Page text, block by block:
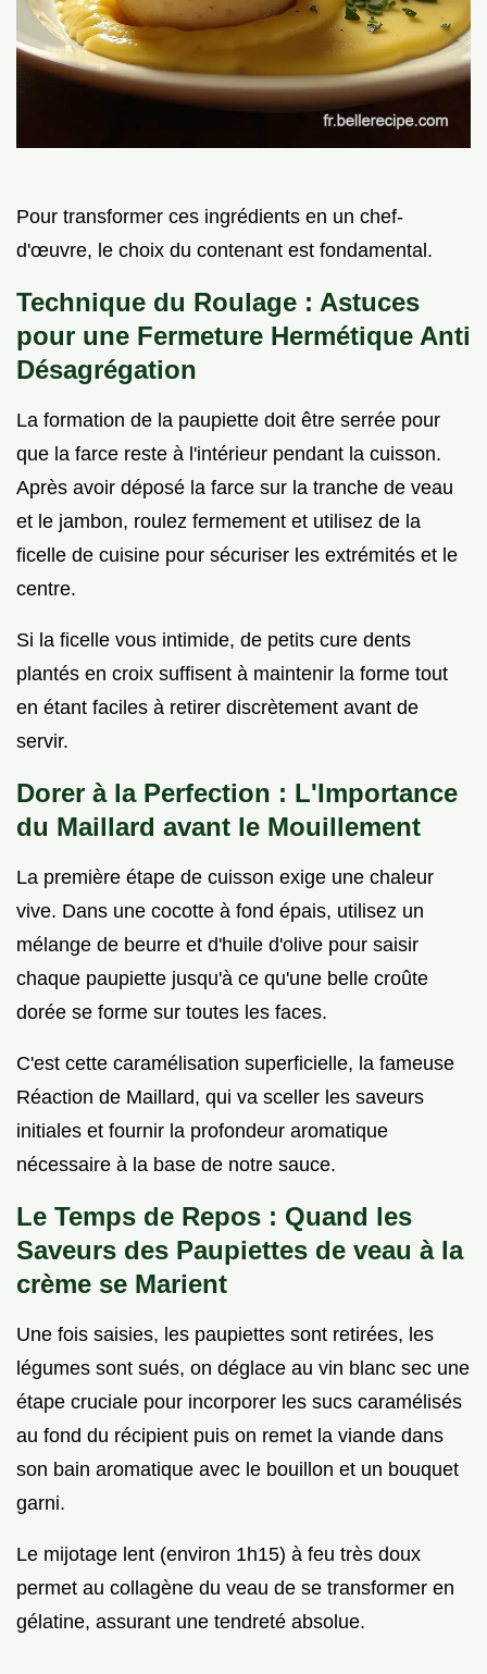
Pour transformer ces ingrédients en un chef-
d'œuvre, le choix du contenant est fondamental.
Technique du Roulage : Astuces
pour une Fermeture Hermétique Anti
Désagrégation
La formation de la paupiette doit être serrée pour
que la farce reste à l'intérieur pendant la cuisson.
Après avoir déposé la farce sur la tranche de veau
et le jambon, roulez fermement et utilisez de la
ficelle de cuisine pour sécuriser les extrémités et le
centre.
Si la ficelle vous intimide, de petits cure dents
plantés en croix suffisent à maintenir la forme tout
en étant faciles à retirer discrètement avant de
servir.
Dorer à la Perfection : L'Importance
du Maillard avant le Mouillement
La première étape de cuisson exige une chaleur
vive. Dans une cocotte à fond épais, utilisez un
mélange de beurre et d'huile d'olive pour saisir
chaque paupiette jusqu'à ce qu'une belle croûte
dorée se forme sur toutes les faces.
C'est cette caramélisation superficielle, la fameuse
Réaction de Maillard, qui va sceller les saveurs
initiales et fournir la profondeur aromatique
nécessaire à la base de notre sauce.
Le Temps de Repos : Quand les
Saveurs des Paupiettes de veau à la
crème se Marient
Une fois saisies, les paupiettes sont retirées, les
légumes sont sués, on déglace au vin blanc sec une
étape cruciale pour incorporer les sucs caramélisés
au fond du récipient puis on remet la viande dans
son bain aromatique avec le bouillon et un bouquet
garni.
Le mijotage lent (environ 1h15) à feu très doux
permet au collagène du veau de se transformer en
gélatine, assurant une tendreté absolue.